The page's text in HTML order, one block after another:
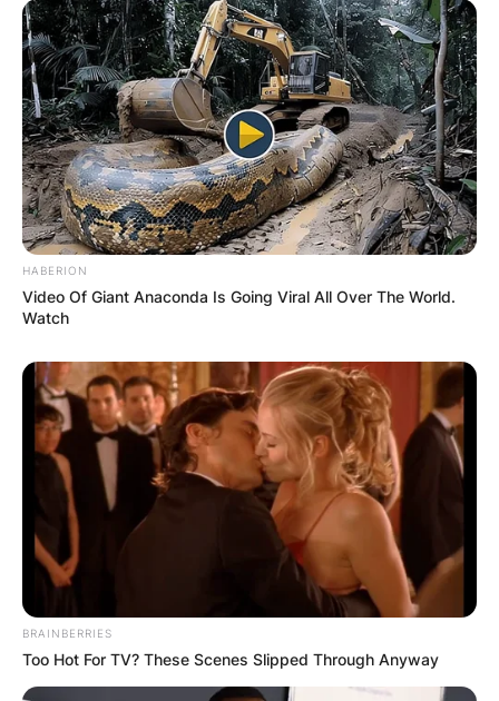
обновиме заедно црквата „Св.
Троица“
(ФОТО) Висок свет крст поставен
во Студена Бара: Нов симбол на
верата и надежта
HABERION
Video Of Giant Anaconda Is Going Viral All Over The World.
Watch
BRAINBERRIES
Too Hot For TV? These Scenes Slipped Through Anyway